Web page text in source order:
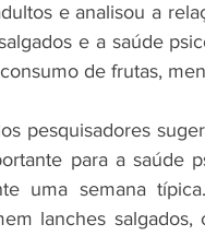
e analisou a
e a saúde
de frutas,
pesquisadores
para a saúde
uma semana
lanches